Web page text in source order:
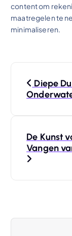
content om
maatregelen te
minimaliseren.
t
Diepe
De Kunst
Vangen